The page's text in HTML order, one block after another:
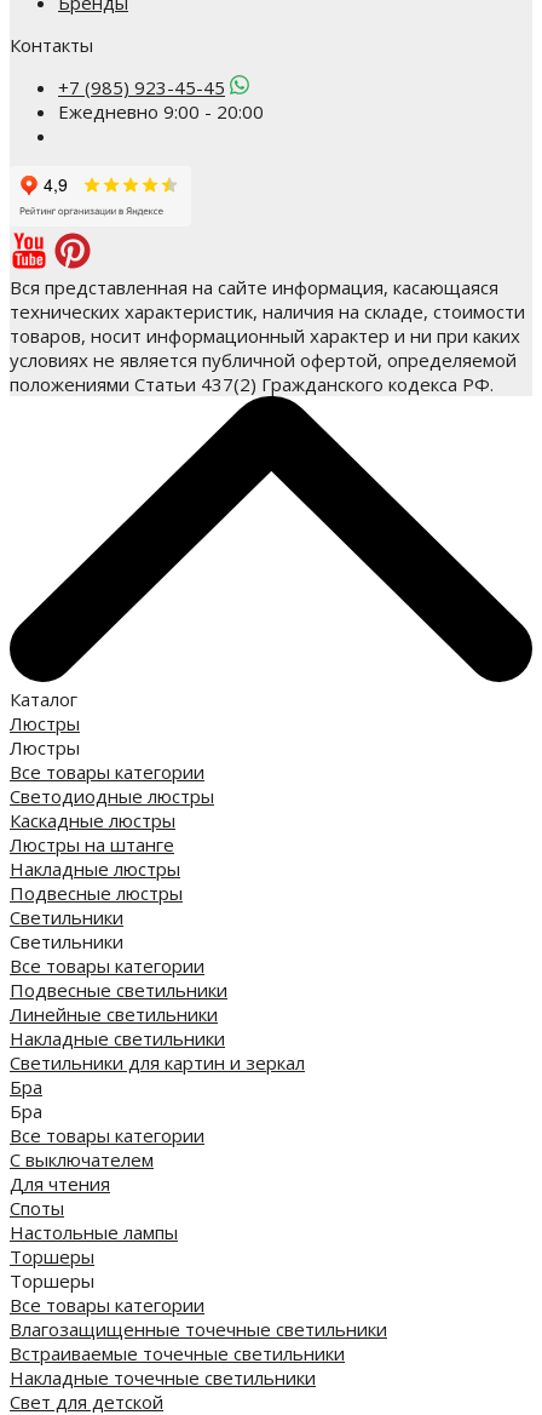
Контакты
+7 (985) 923-45-45
Ежедневно 9:00 - 20:00
Вся представленная на сайте информация, касающаяся
технических характеристик, наличия на складе, стоимости
товаров, носит информационный характер и ни при каких
условиях не является публичной офертой, определяемой
положениями Статьи 437(2) Гражданского кодекса РФ.
Каталог
Люстры
Люстры
Все товары категории
Светодиодные люстры
Каскадные люстры
Люстры на штанге
Накладные люстры
Подвесные люстры
Светильники
Светильники
Все товары категории
Подвесные светильники
Линейные светильники
Накладные светильники
Светильники для картин и зеркал
Бра
Бра
Все товары категории
С выключателем
Для чтения
Споты
Настольные лампы
Торшеры
Торшеры
Все товары категории
Влагозащищенные точечные светильники
Встраиваемые точечные светильники
Накладные точечные светильники
Свет для детской